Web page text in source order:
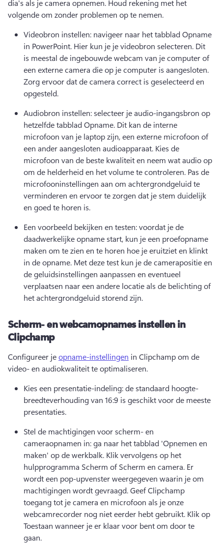
dia's als je camera opnemen. Houd rekening met het
volgende om zonder problemen op te nemen.
Videobron instellen: navigeer naar het tabblad Opname
in PowerPoint. Hier kun je je videobron selecteren. Dit
is meestal de ingebouwde webcam van je computer of
een externe camera die op je computer is aangesloten.
Zorg ervoor dat de camera correct is geselecteerd en
opgesteld.
Audiobron instellen: selecteer je audio-ingangsbron op
hetzelfde tabblad Opname. Dit kan de interne
microfoon van je laptop zijn, een externe microfoon of
een ander aangesloten audioapparaat. Kies de
microfoon van de beste kwaliteit en neem wat audio op
om de helderheid en het volume te controleren. Pas de
microfooninstellingen aan om achtergrondgeluid te
verminderen en ervoor te zorgen dat je stem duidelijk
en goed te horen is.
Een voorbeeld bekijken en testen: voordat je de
daadwerkelijke opname start, kun je een proefopname
maken om te zien en te horen hoe je eruitziet en klinkt
in de opname. Met deze test kun je de camerapositie en
de geluidsinstellingen aanpassen en eventueel
verplaatsen naar een andere locatie als de belichting of
het achtergrondgeluid storend zijn.
Scherm- en webcamopnames instellen in
Clipchamp
Configureer je opname-instellingen in Clipchamp om de
video- en audiokwaliteit te optimaliseren.
Kies een presentatie-indeling: de standaard hoogte-
breedteverhouding van 16:9 is geschikt voor de meeste
presentaties.
Stel de machtigingen voor scherm- en
cameraopnamen in: ga naar het tabblad 'Opnemen en
maken' op de werkbalk. Klik vervolgens op het
hulpprogramma Scherm of Scherm en camera. Er
wordt een pop-upvenster weergegeven waarin je om
machtigingen wordt gevraagd. Geef Clipchamp
toegang tot je camera en microfoon als je onze
webcamrecorder nog niet eerder hebt gebruikt. Klik op
Toestaan wanneer je er klaar voor bent om door te
gaan.